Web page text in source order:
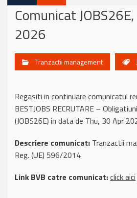
Comunicat
2026
Tranzactii management
Regasiti in continuare comunicatul
BESTJOBS RECRUTARE –
(JOBS26E) in data de Thu, 30 Apr
Descriere comunicat: Tranzactii
Reg. (UE) 596/2014
Link BVB catre comunicat:click aici